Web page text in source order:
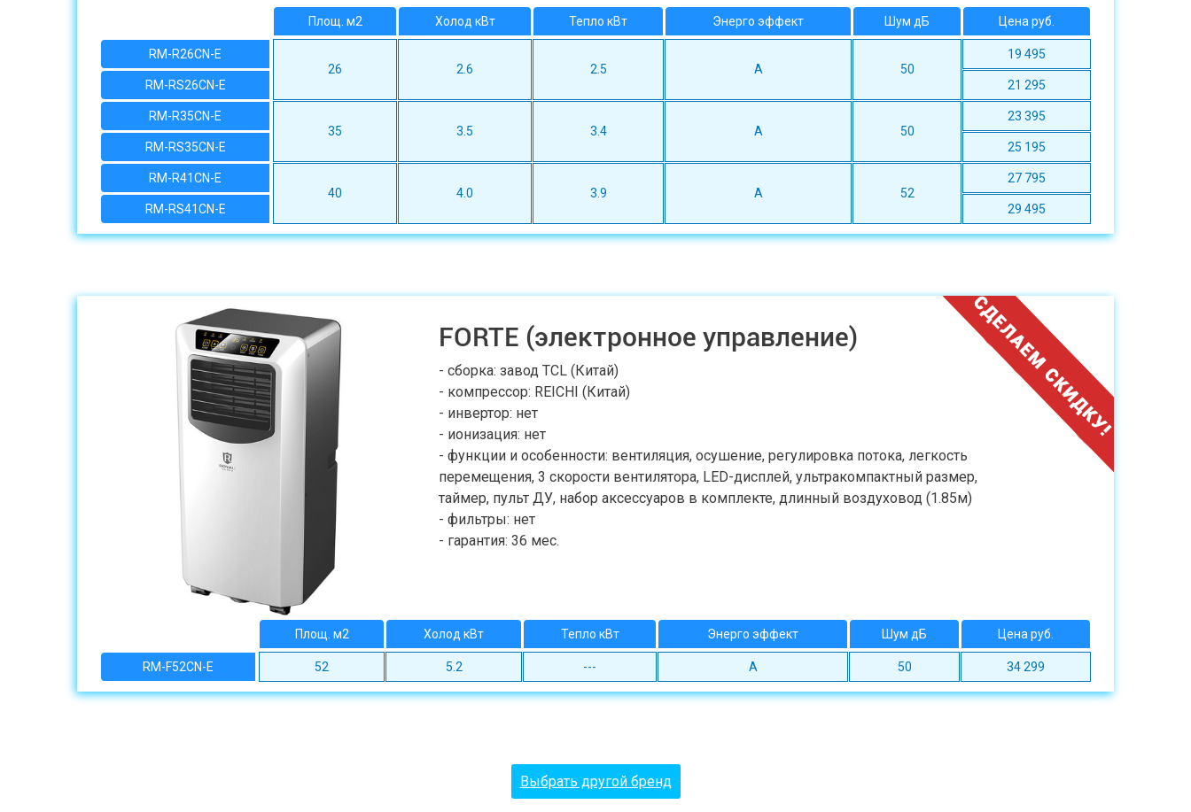
Площ. м2 Холод кВт Тепло кВт Энерго эффект Шум дБ Цена руб.
RM-R26CN-E
26
2.6 2.5 A 50
19 495
RM-RS26CN-E 21 295
RM-R35CN-E
35
3.5 3.4 A 50
23 395
RM-RS35CN-E 25 195
RM-R41CN-E
40
4.0 3.9 A 52
27 795
RM-RS41CN-E 29 495
FORTE (электронное управление)
- сборка: завод TCL (Китай)
- компрессор: REICHI (Китай)
- инвертор: нет
- ионизация: нет
- функции и особенности: вентиляция, осушение, регулировка потока, легкость
перемещения, 3 скорости вентилятора, LED-дисплей, ультракомпактный размер,
таймер, пульт ДУ, набор аксессуаров в комплекте, длинный воздуховод (1.85м)
- фильтры: нет
- гарантия: 36 мес.
Площ. м2 Холод кВт Тепло кВт Энерго эффект Шум дБ Цена руб.
RM-F52CN-E 52 5.2 --- A 50 34 299
Выбрать другой бренд